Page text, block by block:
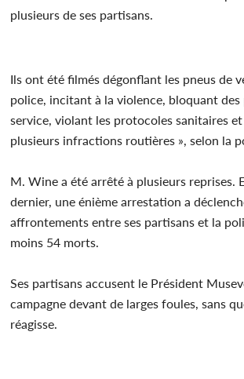
plusieurs de ses partisans.
Ils ont été filmés dégonflant les pneus de
police, incitant à la violence, bloquant des
service, violant les protocoles sanitaires
plusieurs infractions routières », selon la
M. Wine a été arrêté à plusieurs reprises.
dernier, une énième arrestation a
affrontements entre ses partisans et la
moins 54 morts.
Ses partisans accusent le Président
campagne devant de larges foules, sans
réagisse.